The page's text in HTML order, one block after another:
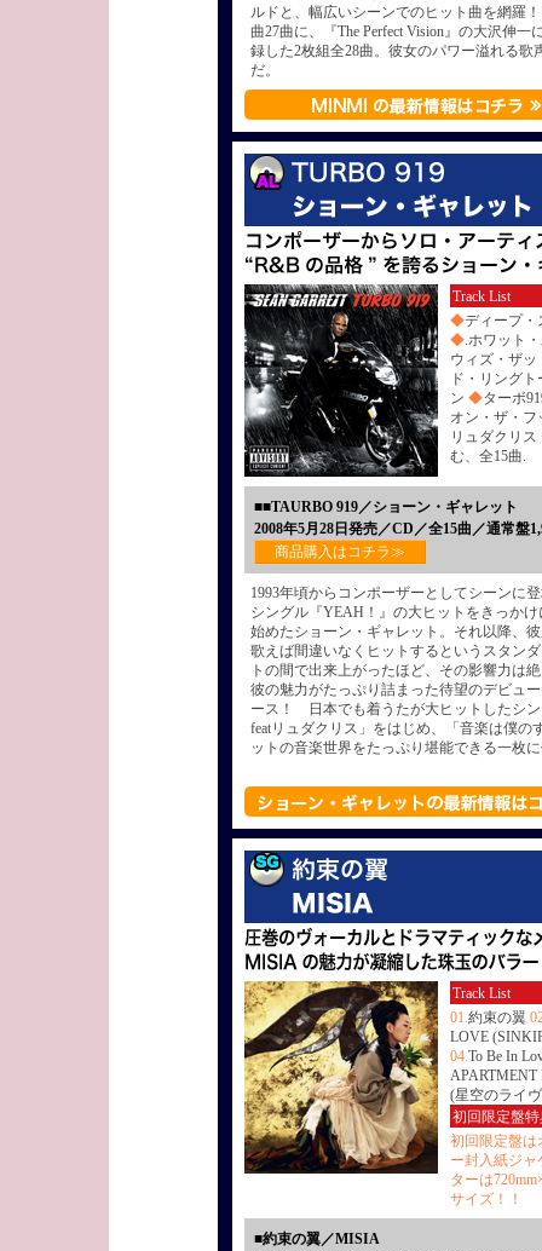
ルドと、幅広いシーンでのヒット曲を網
曲27曲に、『The Perfect Vision』の大沢伸一
録した2枚組全28曲。彼女のパワー溢れる歌
だ。
Track List
◆ディープ・
◆.ホワット
ウィズ・ザ
ド・リング
ン ◆ターボ
オン・ザ・
リュダクリス
む、全15曲.
■■TAURBO 919／ショーン・ギャレット
2008年5月28日発売／CD／全15曲／通常盤
商品購入はコチラ≫
1993年頃からコンポーザーとしてシーンに
シングル『YEAH！』の大ヒットをきっか
始めたショーン・ギャレット。それ以降、
歌えば間違いなくヒットするというスタン
トの間で出来上がったほど、その影響力は
彼の魅力がたっぷり詰まった待望のデビュ
ース！ 日本でも着うたが大ヒットしたシ
featリュダクリス」をはじめ、「音楽は僕の
ットの音楽世界をたっぷり堪能できる一枚
Track List
01.約束の翼
LOVE
04.To Be In
(星空のライ
初回限定盤
初回限定盤は
ー封入紙ジ
ターは
サイズ！！
■約束の翼／MISIA